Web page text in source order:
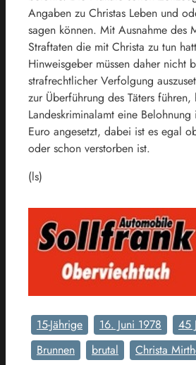
Angaben zu Christas Leben und
sagen können. Mit Ausnahme des
Straftaten die mit Christa zu tun
Hinweisgeber müssen daher nicht
strafrechtlicher Verfolgung
zur Überführung des Täters führen,
Landeskriminalamt eine
Euro angesetzt, dabei ist es egal
oder schon verstorben ist.
(ls)
15-Jährige 16. Juni 1978 45
Brunnen
brutal Christa